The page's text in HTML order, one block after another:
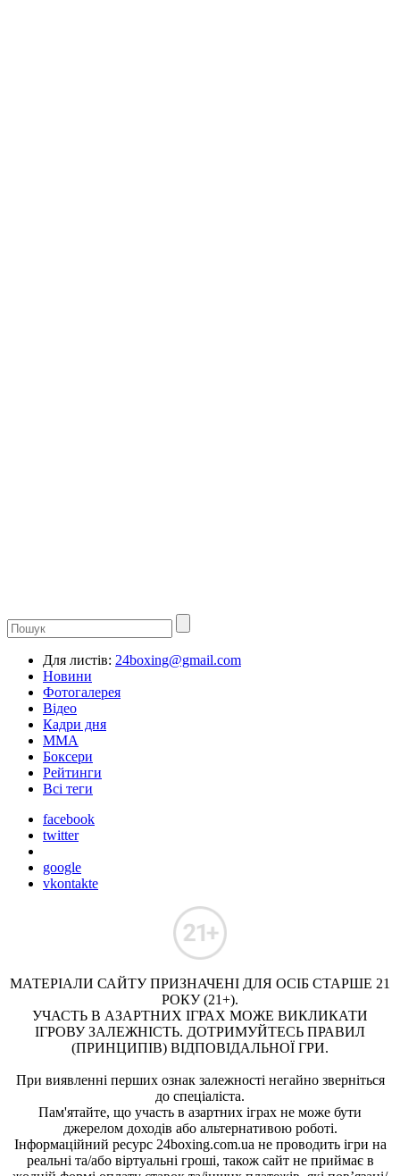
Для листів: 24boxing@gmail.com
Новини
Фотогалерея
Відео
Кадри дня
ММА
Боксери
Рейтинги
Всі теги
facebook
twitter
google
vkontakte
МАТЕРІАЛИ САЙТУ ПРИЗНАЧЕНІ ДЛЯ ОСІБ СТАРШЕ 21
РОКУ (21+).
УЧАСТЬ В АЗАРТНИХ ІГРАХ МОЖЕ ВИКЛИКАТИ
ІГРОВУ ЗАЛЕЖНІСТЬ. ДОТРИМУЙТЕСЬ ПРАВИЛ
(ПРИНЦИПІВ) ВІДПОВІДАЛЬНОЇ ГРИ.
При виявленні перших ознак залежності негайно зверніться
до спеціаліста.
Пам'ятайте, що участь в азартних іграх не може бути
джерелом доходів або альтернативою роботі.
Інформаційний ресурс 24boxing.com.ua не проводить ігри на
реальні та/або віртуальні гроші, також сайт не приймає в